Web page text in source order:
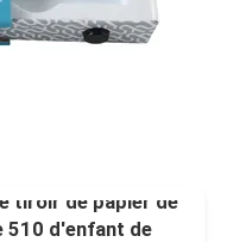
tiroir de papier de
510 d'enfant de